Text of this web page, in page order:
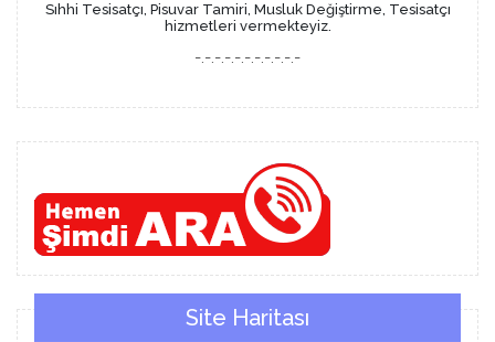
Sıhhi Tesisatçı, Pisuvar Tamiri, Musluk Değiştirme, Tesisatçı
hizmetleri vermekteyiz.
-.-.-.-.-.-.-.-.-.-.-
Site Haritası